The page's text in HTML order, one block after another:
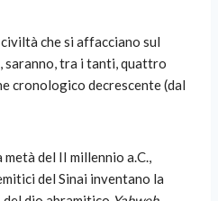
che si affacciano sul
saranno, tra i tanti, quattro
cronologico decrescente (dal
metà del II millennio a.C.,
del Sinai inventano la